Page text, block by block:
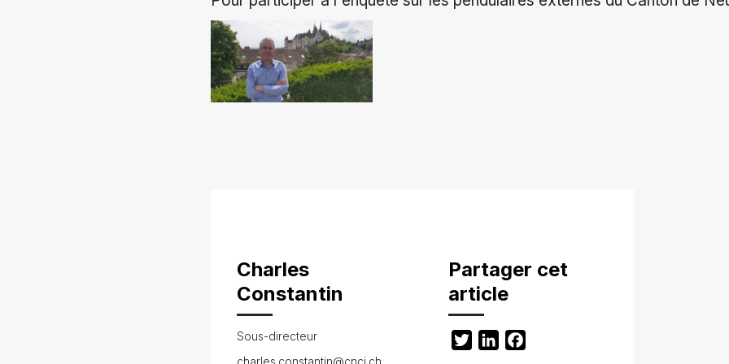
Charles
Constantin
Sous-directeur
charles.constantin@cnci.ch
Partager cet
article
TwitterLinkedIn